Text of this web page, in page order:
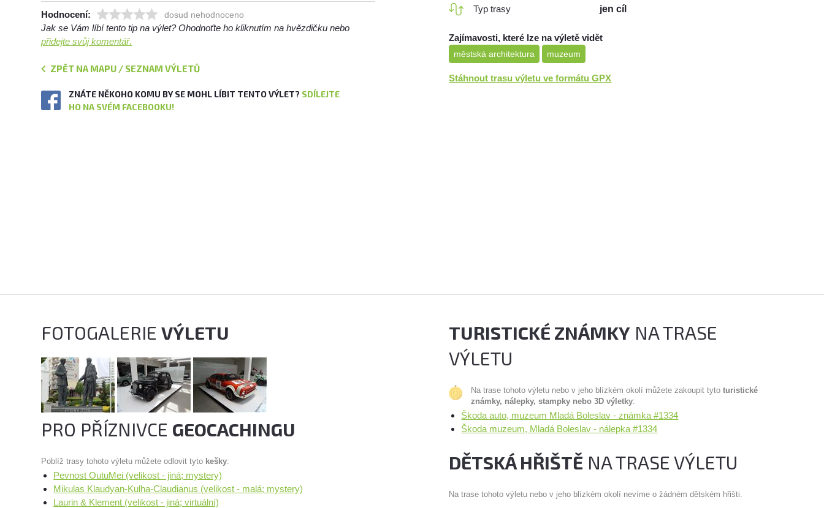
Hodnocení: dosud nehodnoceno
Jak se Vám líbí tento tip na výlet? Ohodnoťte ho kliknutím na hvězdičku nebo
přidejte svůj komentář.
ZPĚT NA MAPU / SEZNAM VÝLETŮ
ZNÁTE NĚKOHO KOMU BY SE MOHL LÍBIT TENTO VÝLET? SDÍLEJTE
HO NA SVÉM FACEBOOKU!
Typ trasy jen cíl
Zajímavosti, které lze na výletě vidět
městská architektura muzeum
Stáhnout trasu výletu ve formátu GPX
FOTOGALERIEVÝLETU
PRO PŘÍZNIVCE GEOCACHINGU
Poblíž trasy tohoto výletu můžete odlovit tyto kešky:
Pevnost OutuMei (velikost - jiná; mystery)
Mikulas Klaudyan-Kulha-Claudianus (velikost - malá; mystery)
Laurin & Klement (velikost - jiná; virtuální)
TURISTICKÉ ZNÁMKY NA TRASE
VÝLETU
Na trase tohoto výletu nebo v jeho blízkém okolí můžete zakoupit tytoturistické
známky, nálepky, stampky nebo 3D výletky:
Škoda auto, muzeum Mladá Boleslav - známka #1334
Škoda muzeum, Mladá Boleslav - nálepka #1334
DĚTSKÁ HŘIŠTĚ NA TRASE VÝLETU
Na trase tohoto výletu nebo v jeho blízkém okolí nevíme o žádném dětském hřišti.